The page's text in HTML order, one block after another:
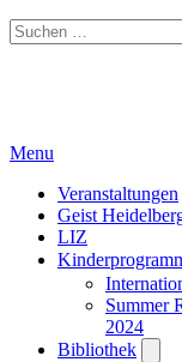
Suchen
nach:
Menu
Veranstaltungen
Geist
LIZ
Summer
2024
Bibliothek